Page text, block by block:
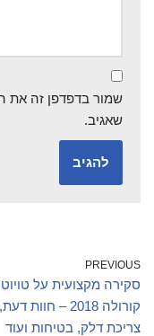
שמור בדפדפן זה את
שאגיב.
PREVIOUS
סקירה מקצועית על
קורולה 2018 –
צריכת דלק, בטיחות ועוד